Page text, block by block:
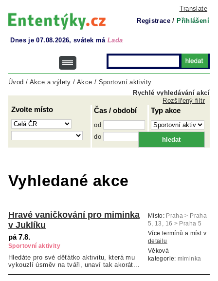
Translate
Registrace / Přihlášení
Dnes je 07.08.2026, svátek má Lada
Rychlé vyhledávání akcí
Úvod / Akce a výlety / Akce / Sportovní aktivity
Zvolte místo Čas / období
od
do
Typ akce
Rozšířený filtr
Vyhledané akce
Hravé vaničkování pro miminka
v Juklíku
pá 7.8.
Sportovní aktivity
Hledáte pro své děťátko aktivitu, která mu
vykouzlí úsměv na tváři, unaví tak akorát...
Místo: Praha > Praha
5, 13, 16 > Praha 5
Více termínů a míst v
detailu
Věková
kategorie: miminka